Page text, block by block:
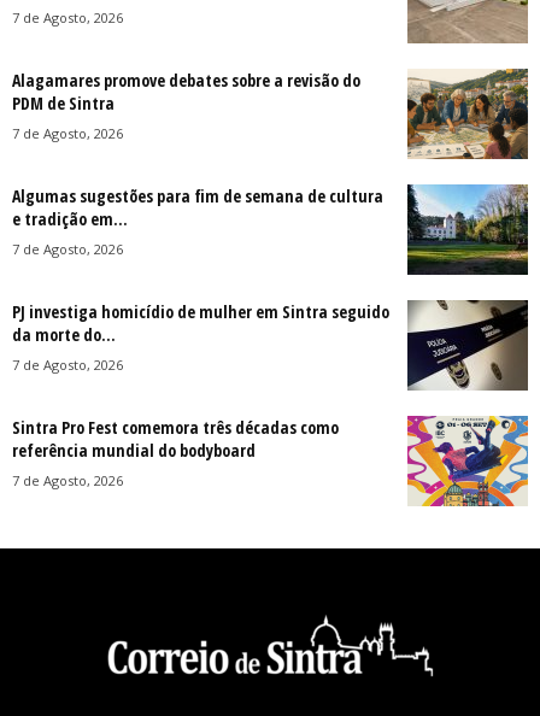
7 de Agosto, 2026
Alagamares promove debates sobre a revisão do
PDM de Sintra
7 de Agosto, 2026
Algumas sugestões para fim de semana de cultura
e tradição em...
7 de Agosto, 2026
PJ investiga homicídio de mulher em Sintra seguido
da morte do...
7 de Agosto, 2026
Sintra Pro Fest comemora três décadas como
referência mundial do bodyboard
7 de Agosto, 2026